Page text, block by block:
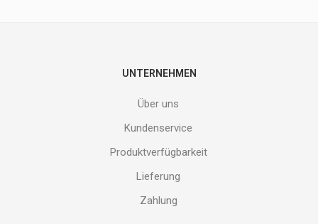
UNTERNEHMEN
Über uns
Kundenservice
Produktverfügbarkeit
Lieferung
Zahlung